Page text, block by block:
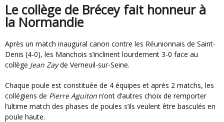
Le collège de Brécey fait honneur à
la Normandie
Après un match inaugural canon contre les Réunionnais de Saint-
Denis (4-0), les Manchois s’inclinent lourdement 3-0 face au
collège Jean Zayde Verneuil-sur-Seine.
Chaque poule est constituée de 4 équipes et après 2 matchs, les
collégiens de Pierre Aguiton n’ont d’autres choix de remporter
l’ultime match des phases de poules s’ils veulent être basculés en
poule haute.